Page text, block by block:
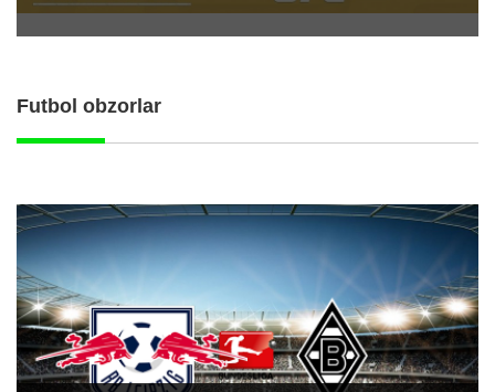
Futbol obzorlar